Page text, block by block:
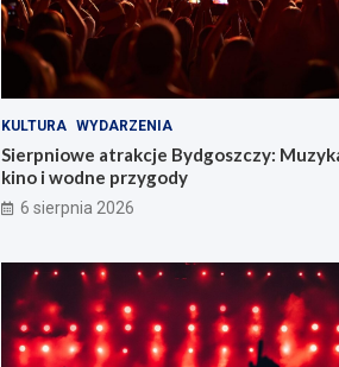
KULTURA WYDARZENIA
Sierpniowe atrakcje Bydgoszczy:
kino i wodne przygody
6 sierpnia 2026